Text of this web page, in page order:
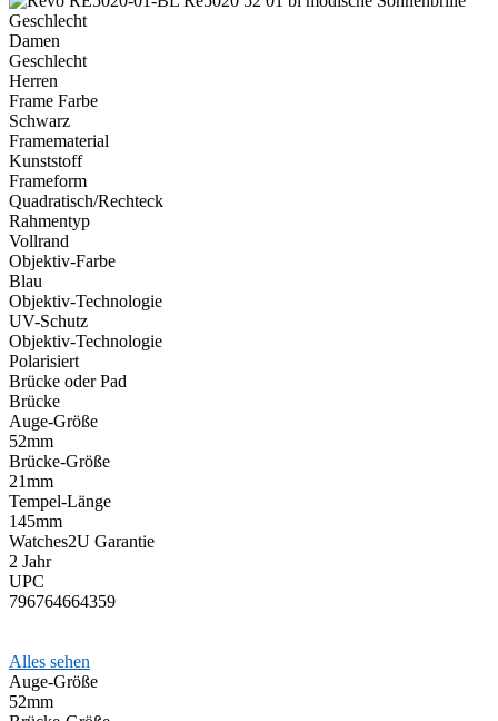
Geschlecht
Damen
Geschlecht
Herren
Frame Farbe
Schwarz
Framematerial
Kunststoff
Frameform
Quadratisch/Rechteck
Rahmentyp
Vollrand
Objektiv-Farbe
Blau
Objektiv-Technologie
UV-Schutz
Objektiv-Technologie
Polarisiert
Brücke oder Pad
Brücke
Auge-Größe
52mm
Brücke-Größe
21mm
Tempel-Länge
145mm
Watches2U Garantie
2 Jahr
UPC
796764664359
Alles sehen
Auge-Größe
52mm